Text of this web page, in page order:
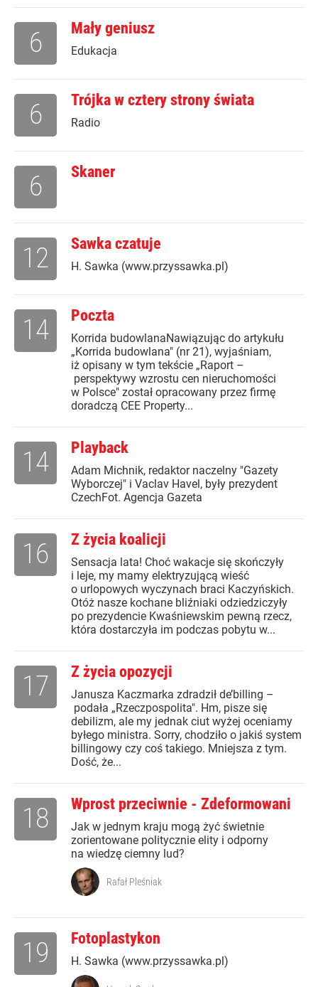
Mały geniusz
Edukacja
6
Trójka w cztery strony świata
Radio
6
Skaner
6
Sawka czatuje
H. Sawka (www.przyssawka.pl)
12
Poczta
Korrida budowlanaNawiązując do artykułu
„Korrida budowlana" (nr 21), wyjaśniam,
iż opisany w tym tekście „Raport –
perspektywy wzrostu cen nieruchomości
w Polsce" został opracowany przez firmę
doradczą CEE Property...
14
Playback
Adam Michnik, redaktor naczelny "Gazety
Wyborczej" i Vaclav Havel, były prezydent
CzechFot. Agencja Gazeta
14
Z życia koalicji
Sensacja lata! Choć wakacje się skończyły
i leje, my mamy elektryzującą wieść
o urlopowych wyczynach braci Kaczyńskich.
Otóż nasze kochane bliźniaki odziedziczyły
po prezydencie Kwaśniewskim pewną rzecz,
która dostarczyła im podczas pobytu w...
16
Z życia opozycji
Janusza Kaczmarka zdradził de’billing –
podała „Rzeczpospolita". Hm, pisze się
debilizm, ale my jednak ciut wyżej oceniamy
byłego ministra. Sorry, chodziło o jakiś system
billingowy czy coś takiego. Mniejsza z tym.
Dość, że...
17
Wprost przeciwnie - Zdeformowani
Jak w jednym kraju mogą żyć świetnie
zorientowane politycznie elity i odporny
na wiedzę ciemny lud?
18
Rafał Pleśniak
Fotoplastykon
H. Sawka (www.przyssawka.pl)
19